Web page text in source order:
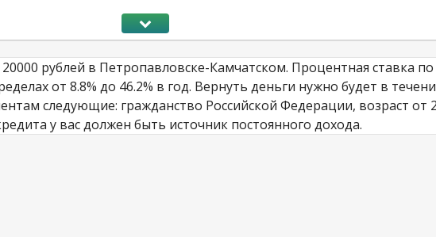
рублей в Петропавловске-Камчатском. Процентная ставка по
от 8.8% до 46.2% в год. Вернуть деньги нужно будет в
следующие: гражданство Российской Федерации, возраст от
у вас должен быть источник постоянного дохода.